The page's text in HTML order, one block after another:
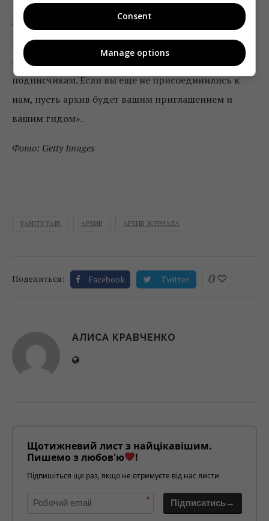
Заходи, копайся и ныряй в кроличью нору. После 30
июня он станет привилегией членства в V.F.
сообществе, с полным доступом, предоставленным
подписчикам. Если вы еще не присоединились к
нам, пусть архив будет вашим приглашением и
вашим гидом».
Фото: Getty Images
VANITY FAIR АРХИВ АРХИВ ЖУРНАЛА
Поделиться: Facebook Twitter 0
АЛИСА КРАВЧЕНКО
Щотижневий лист з найцікавішим.
Пишемо з любов'ю
!
Підпишіться ще раз, якщо не отримуєте від нас листи
* Підписатись→
Consent
Manage options